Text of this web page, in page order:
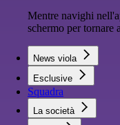
Mentre navighi
schermo per tornare
News viola
Esclusive
Squadra
La società